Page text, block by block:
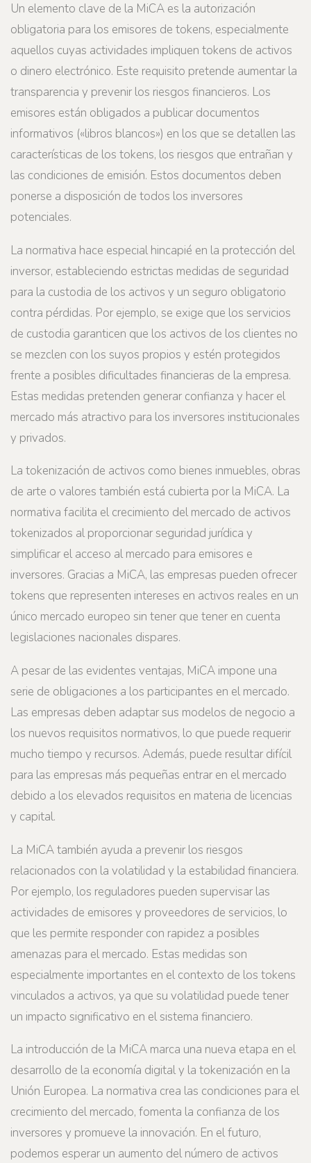
Un elemento clave de la MiCA es la autorización
obligatoria para los emisores de tokens, especialmente
aquellos cuyas actividades impliquen tokens de activos
o dinero electrónico. Este requisito pretende aumentar la
transparencia y prevenir los riesgos financieros. Los
emisores están obligados a publicar documentos
informativos («libros blancos») en los que se detallen las
características de los tokens, los riesgos que entrañan y
las condiciones de emisión. Estos documentos deben
ponerse a disposición de todos los inversores
potenciales.
La normativa hace especial hincapié en la protección del
inversor, estableciendo estrictas medidas de seguridad
para la custodia de los activos y un seguro obligatorio
contra pérdidas. Por ejemplo, se exige que los servicios
de custodia garanticen que los activos de los clientes no
se mezclen con los suyos propios y estén protegidos
frente a posibles dificultades financieras de la empresa.
Estas medidas pretenden generar confianza y hacer el
mercado más atractivo para los inversores institucionales
y privados.
La tokenización de activos como bienes inmuebles, obras
de arte o valores también está cubierta por la MiCA. La
normativa facilita el crecimiento del mercado de activos
tokenizados al proporcionar seguridad jurídica y
simplificar el acceso al mercado para emisores e
inversores. Gracias a MiCA, las empresas pueden ofrecer
tokens que representen intereses en activos reales en un
único mercado europeo sin tener que tener en cuenta
legislaciones nacionales dispares.
A pesar de las evidentes ventajas, MiCA impone una
serie de obligaciones a los participantes en el mercado.
Las empresas deben adaptar sus modelos de negocio a
los nuevos requisitos normativos, lo que puede requerir
mucho tiempo y recursos. Además, puede resultar difícil
para las empresas más pequeñas entrar en el mercado
debido a los elevados requisitos en materia de licencias
y capital.
La MiCA también ayuda a prevenir los riesgos
relacionados con la volatilidad y la estabilidad financiera.
Por ejemplo, los reguladores pueden supervisar las
actividades de emisores y proveedores de servicios, lo
que les permite responder con rapidez a posibles
amenazas para el mercado. Estas medidas son
especialmente importantes en el contexto de los tokens
vinculados a activos, ya que su volatilidad puede tener
un impacto significativo en el sistema financiero.
La introducción de la MiCA marca una nueva etapa en el
desarrollo de la economía digital y la tokenización en la
Unión Europea. La normativa crea las condiciones para el
crecimiento del mercado, fomenta la confianza de los
inversores y promueve la innovación. En el futuro,
podemos esperar un aumento del número de activos